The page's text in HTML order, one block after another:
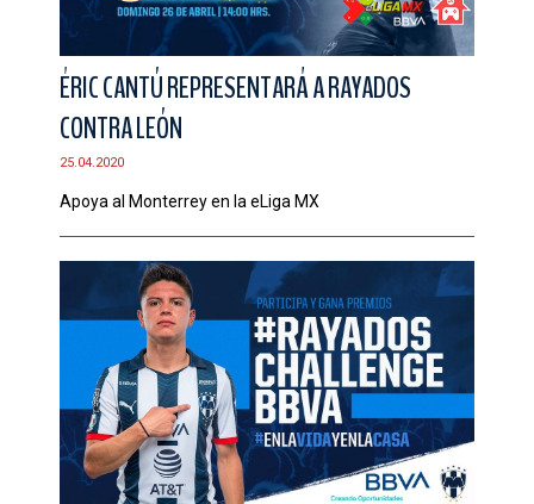
ÉRIC CANTÚ REPRESENTARÁ A RAYADOS
CONTRA LEÓN
25.04.2020
Apoya al Monterrey en la eLiga MX